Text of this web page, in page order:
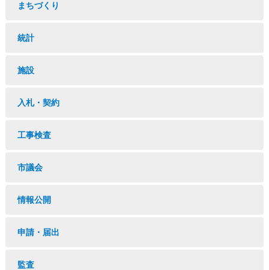
まちづくり
統計
施設
入札・契約
工事検査
市議会
情報公開
申請・届出
監査